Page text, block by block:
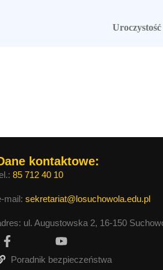
kontaktowe:
85 712 40 10
mail: sekretariat@losuchowola.edu.pl
ul. Augustowska 2, 16-150
Poradnik bezpieczeństwa